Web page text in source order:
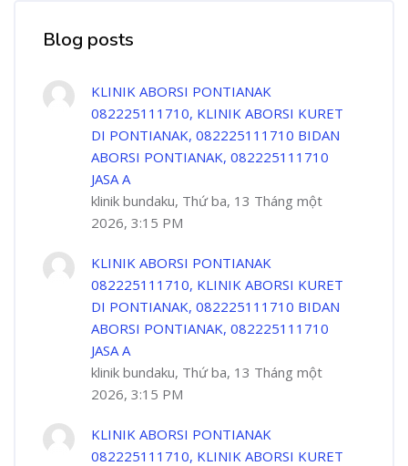
Blog posts
KLINIK ABORSI PONTIANAK
082225111710, KLINIK ABORSI KURET
DI PONTIANAK, 082225111710 BIDAN
ABORSI PONTIANAK, 082225111710
JASA A
klinik bundaku, Thứ ba, 13 Tháng một
2026, 3:15 PM
KLINIK ABORSI PONTIANAK
082225111710, KLINIK ABORSI KURET
DI PONTIANAK, 082225111710 BIDAN
ABORSI PONTIANAK, 082225111710
JASA A
klinik bundaku, Thứ ba, 13 Tháng một
2026, 3:15 PM
KLINIK ABORSI PONTIANAK
082225111710, KLINIK ABORSI KURET